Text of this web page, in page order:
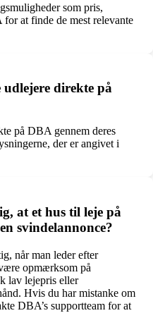
som pris,
at finde de mest relevante
direkte på
på DBA gennem deres
der er angivet i
at et hus til leje på
svindelannonce?
når man leder efter
opmærksom på
lav lejepris eller
Hvis du har mistanke om
DBA’s supportteam for at